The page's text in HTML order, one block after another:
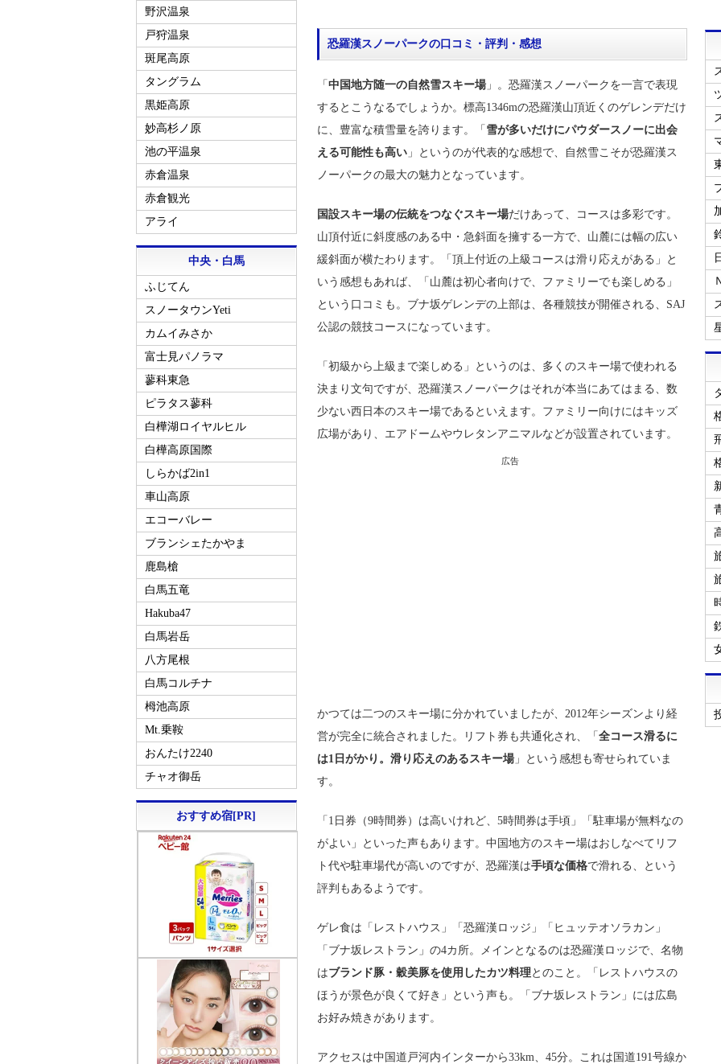
恐羅漢スノーパークの口コミ・評判・感想
「中国地方随一の自然雪スキー場」。恐羅漢スノーパークを一言で表現
するとこうなるでしょうか。標高1346mの恐羅漢山頂近くのゲレンデだけ
に、豊富な積雪量を誇ります。「 雪が多いだけにパウダースノーに出会
える可能性も高い」というのが代表的な感想で、自然雪こそが恐羅漢ス
ノーパークの最大の魅力となっています。
国設スキー場の伝統をつなぐスキー場だけあって、コースは多彩です。
山頂付近に斜度感のある中・急斜面を擁する一方で、山麓には幅の広い
緩斜面が横たわります。「頂上付近の上級コースは滑り応えがある」と
いう感想もあれば、「山麓は初心者向けで、ファミリーでも楽しめる」
という口コミも。ブナ坂ゲレンデの上部は、各種競技が開催される、SAJ
公認の競技コースになっています。
「初級から上級まで楽しめる」というのは、多くのスキー場で使われる
決まり文句ですが、恐羅漢スノーパークはそれが本当にあてはまる、数
少ない西日本のスキー場であるといえます。ファミリー向けにはキッズ
広場があり、エアドームやウレタンアニマルなどが設置されています。
広告
かつては二つのスキー場に分かれていましたが、2012年シーズンより経
営が完全に統合されました。リフト券も共通化され、「全コース滑るに
は1日がかり。滑り応えのあるスキー場」という感想も寄せられていま
す。
「1日券（9時間券）は高いけれど、5時間券は手頃」「駐車場が無料なの
がよい」といった声もあります。中国地方のスキー場はおしなべてリフ
ト代や駐車場代が高いのですが、恐羅漢は手頃な価格で滑れる、という
評判もあるようです。
ゲレ食は「レストハウス」「恐羅漢ロッジ」「ヒュッテオソラカン」
「ブナ坂レストラン」の4カ所。メインとなるのは恐羅漢ロッジで、名物
はブランド豚・穀美豚を使用したカツ料理とのこと。「レストハウスの
ほうが景色が良くて好き」という声も。「ブナ坂レストラン」には広島
お好み焼きがあります。
アクセスは中国道戸河内インターから33km、45分。これは国道191号線か
野沢温泉
戸狩温泉
斑尾高原
タングラム
黒姫高原
妙高杉ノ原
池の平温泉
赤倉温泉
赤倉観光
アライ
中央・白馬
ふじてん
スノータウンYeti
カムイみさか
富士見パノラマ
蓼科東急
ピラタス蓼科
白樺湖ロイヤルヒル
白樺高原国際
しらかば2in1
車山高原
エコーバレー
ブランシェたかやま
鹿島槍
白馬五竜
Hakuba47
白馬岩岳
八方尾根
白馬コルチナ
栂池高原
Mt.乗鞍
おんたけ2240
チャオ御岳
おすすめ宿[PR]